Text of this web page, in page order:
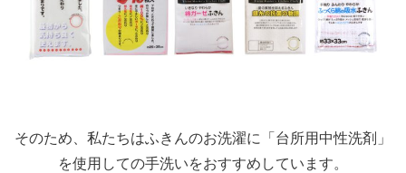
そのため、私たちはふきんのお洗濯に「台所用中性洗剤」
を使用しての手洗いをおすすめしています。